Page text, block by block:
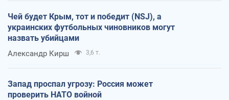
Чей будет Крым, тот и победит (NSJ), а
украинских футбольных чиновников могут
назвать убийцами
Александр Кирш 3,6 т.
Запад проспал угрозу: Россия может
проверить НАТО войной